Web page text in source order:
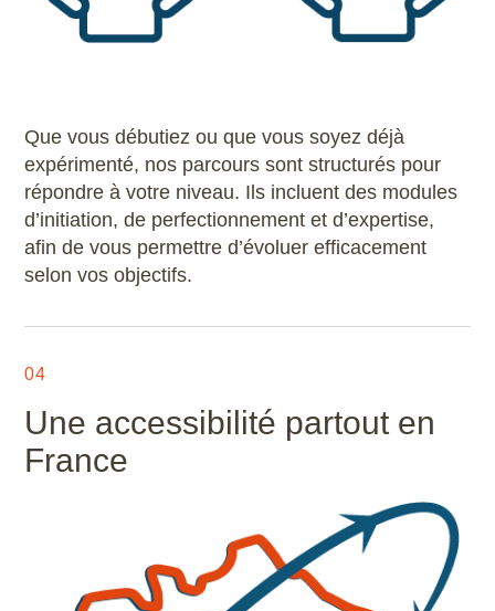
Que vous débutiez ou que vous soyez déjà
expérimenté, nos parcours sont structurés pour
répondre à votre niveau. Ils incluent des modules
d’initiation, de perfectionnement et d’expertise,
afin de vous permettre d’évoluer efficacement
selon vos objectifs.
04
Une accessibilité partout en
France